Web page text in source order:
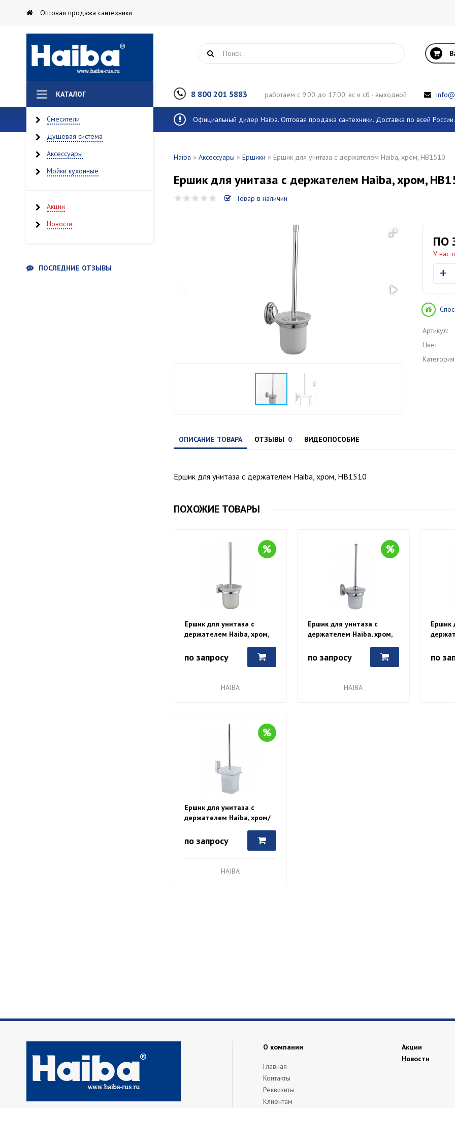
Оптовая продажа сантехники
8 800 201 5883 работаем с 9:00 до 17:00, вс и сб - выходной
Официальный дилер Haiba. Оптовая продажа сантехники. Доставка по всей
КАТАЛОГ
Смесители
Душевая система
Аксессуары
Мойки кухонные
Акции
Новости
ПОСЛЕДНИЕ ОТЗЫВЫ
Haiba » Аксессуары » Ершики » Ершик для унитаза с держателем Haiba, хром, HB1510
Ершик для унитаза с держателем Haiba, хром,
Товар в наличии
ПО
У нас
+
Артикул:
Цвет:
Категория:
ОПИСАНИЕ ТОВАРА ОТЗЫВЫ 0 ВИДЕОПОСОБИЕ
Ершик для унитаза с держателем Haiba, хром, HB1510
ПОХОЖИЕ ТОВАРЫ
Ершик для унитаза с
держателем Haiba, хром,
по запросу
HAIBA
Ершик для унитаза с
держателем Haiba, хром,
по запросу
HAIBA
Ершик
по
Ершик для унитаза с
держателем Haiba, хром/
по запросу
HAIBA
О компании
Главная
Контакты
Реквизиты
Клиентам
Акции
Новости